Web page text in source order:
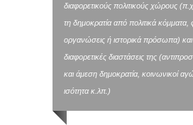
διαφορετικούς πολιτικούς χώρους
τη δημοκρατία από πολιτικά κόμματα,
οργανώσεις ή ιστορικά πρόσωπα)
διαφορετικές διαστάσεις της
και άμεση δημοκρατία, κοινωνικοί
ισότητα κ.λπ.)